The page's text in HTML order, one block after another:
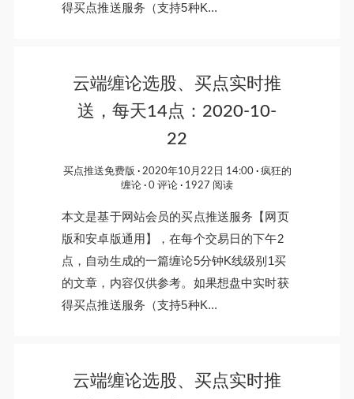
得买点推送服务（支持5种K...
云端缠论选股、买点实时推
送，每天14点：2020-10-
22
买点推送免费版 2020年10月22日 14:00
疯狂的
缠论
0 评论 1927 阅读
本文是基于网站会员的买点推送服务【网页
版和安卓版通用】，在每个交易日的下午2
点，自动生成的一篇缠论5分钟K线级别1买
的文章，内容仅供参考。如果想盘中实时获
得买点推送服务（支持5种K...
云端缠论选股、买点实时推